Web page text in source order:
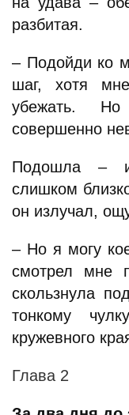
разбитая.
– Подойди ко
шаг, хотя
убежать.
совершенно
Подошла – и
слишком
он излучал,
– Но я могу
смотрел мне
скользнула
тонкому
кружевного
Глава 2